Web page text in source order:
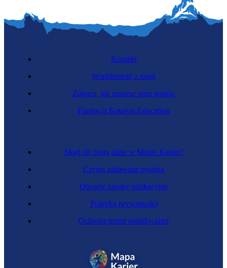
Skąd się biorą dane w Mapie Karier?
Często zadawane pytania
Otwarte zasoby edukacyjne
Polityka prywatności
Ochrona przed nadużyciami
Kontakt
Współpracuj z nami
Zobacz, jak możesz nam pomóc
Fundacja Katalyst Education